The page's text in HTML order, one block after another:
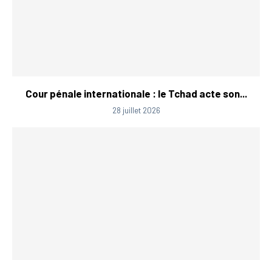
Cour pénale internationale : le Tchad acte son...
28 juillet 2026